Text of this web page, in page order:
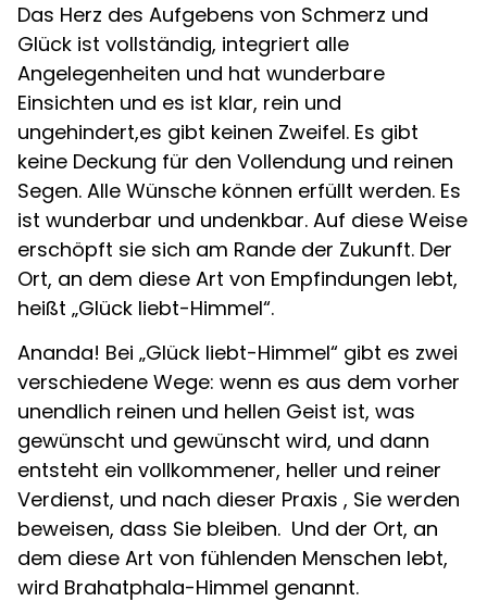
Das Herz des Aufgebens von Schmerz und
Glück ist vollständig, integriert alle
Angelegenheiten und hat wunderbare
Einsichten und es ist klar, rein und
ungehindert,es gibt keinen Zweifel. Es gibt
keine Deckung für den Vollendung und reinen
Segen. Alle Wünsche können erfüllt werden. Es
ist wunderbar und undenkbar. Auf diese Weise
erschöpft sie sich am Rande der Zukunft. Der
Ort, an dem diese Art von Empfindungen lebt,
heißt „Glück liebt-Himmel“.
Ananda! Bei „Glück liebt-Himmel“ gibt es zwei
verschiedene Wege: wenn es aus dem vorher
unendlich reinen und hellen Geist ist, was
gewünscht und gewünscht wird, und dann
entsteht ein vollkommener, heller und reiner
Verdienst, und nach dieser Praxis , Sie werden
beweisen, dass Sie bleiben. Und der Ort, an
dem diese Art von fühlenden Menschen lebt,
wird Brahatphala-Himmel genannt.